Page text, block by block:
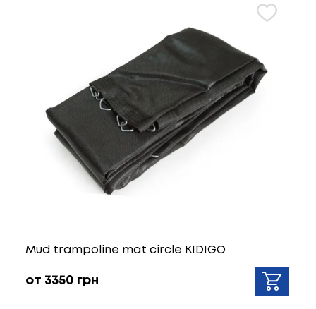
Mud trampoline mat circle KIDIGO
от 3350 грн